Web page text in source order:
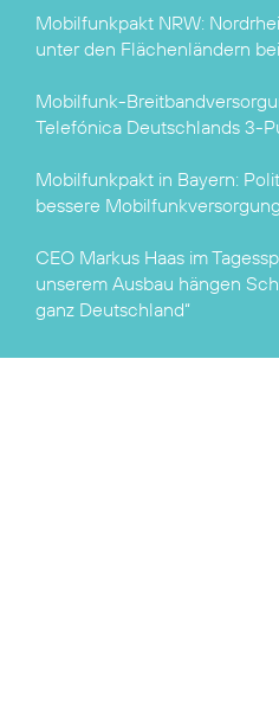
Mobilfunkpakt NRW:
unter den Flächenländern
Telefónica Deutschlands 3-
Mobilfunkpakt in Bayern:
bessere Mobilfunkversorgung
CEO Markus Haas im
unserem Ausbau hängen
ganz Deutschland“